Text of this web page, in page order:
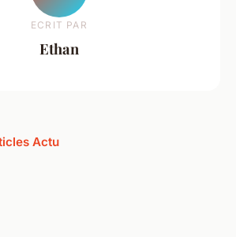
ECRIT PAR
Ethan
Actu